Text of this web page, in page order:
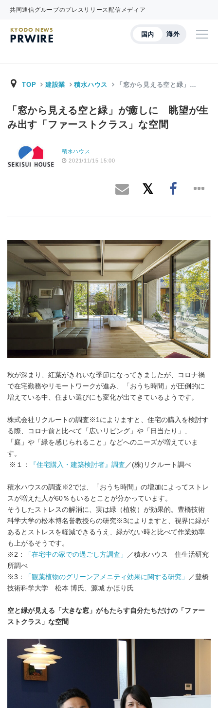
共同通信グループのプレスリリース配信メディア
国内 海外
KYODO NEWS
PRWIRE
TOP 建設業 積水ハウス 「窓から見える空と緑」…
「窓から見える空と緑」が癒しに 眺望が生
み出す「ファーストクラス」な空間
積水ハウス
2021/11/15 15:00
秋が深まり、紅葉がきれいな季節になってきましたが、コロナ禍
で在宅勤務やリモートワークが進み、「おうち時間」が圧倒的に
増えている中、住まい選びにも変化が出てきているようです。
株式会社リクルートの調査※1によりますと、住宅の購入を検討す
る際、コロナ前と比べて「広いリビング」や「日当たり」、
「庭」や「緑を感じられること」などへのニーズが増えていま
す。
※１：
『住宅購入・建築検討者』調査 ／(株)リクルート調べ
積水ハウスの調査※2では、「おうち時間」の増加によってストレ
スが増えた人が60％もいるとことが分かっています。
そうしたストレスの解消に、実は緑（植物）が効果的。豊橋技術
科学大学の松本博名誉教授らの研究※3によりますと、視界に緑が
あるとストレスを軽減できるうえ、緑がない時と比べて作業効率
も上がるそうです。
※2：
「在宅中の家での過ごし方調査」
／積水ハウス 住生活研究
所調べ
※3：
「観葉植物のグリーンアメニティ効果に関する研究」
／豊橋
技術科学大学 松本 博氏、源城 かほり氏
空と緑が見える「大きな窓」がもたらす自分たちだけの「ファー
ストクラス」な空間